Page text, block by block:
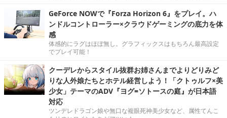
GeForce NOWで『Forza Horizon 6』をプレイ。ハ
ンドルコントローラー×クラウドゲーミングの底力を体
感
体感的にラグはほぼ無し。グラフィックスはもちろん最高設定
でプレイ可能！
クーデレからスタイル抜群お姉さんまでよりどりみど
りな人外娘たちとホテル経営しよう！「クトゥルフ×美
少女」テーマのADV『ヨグ=ソトースの庭』が日本語
対応
ツンデレドラゴン娘や無口な複眼死神美少女など、属性てんこ